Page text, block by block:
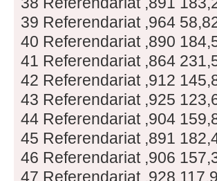
39 Referendariat ,964
40 Referendariat ,890
41 Referendariat ,864
42 Referendariat ,912
43 Referendariat ,925
44 Referendariat ,904
45 Referendariat ,891
46 Referendariat ,906
47 Referendariat ,928